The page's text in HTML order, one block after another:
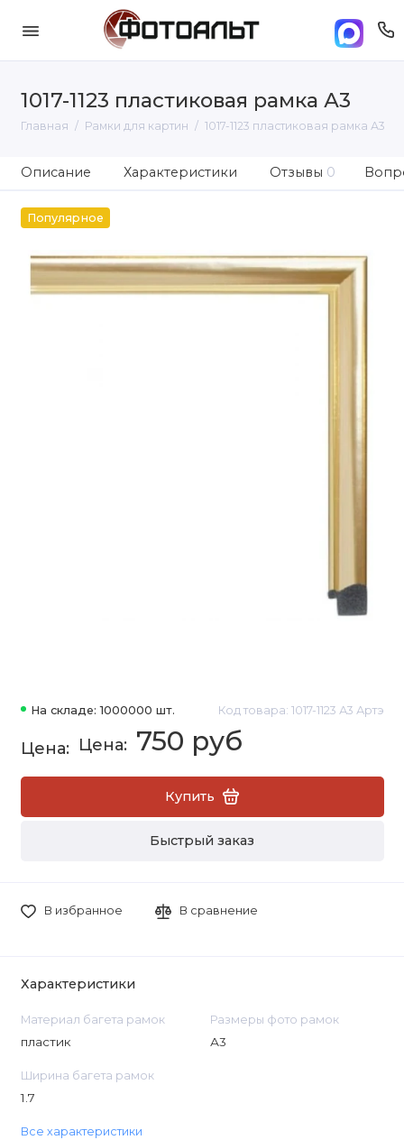
1017-1123 пластиковая рамка А3
Главная Рамки для картин 1017-1123 пластиковая рамка А3
Описание Характеристики Отзывы 0
Популярное
На складе: 1000000 шт. Код товара: 1017-1123 А3 Артэ
750 руб
Купить
Быстрый заказ
В избранное В сравнение
Характеристики
Материал багета рамок
пластик
Размеры фото рамок
А3
Ширина багета рамок
1.7
Все характеристики